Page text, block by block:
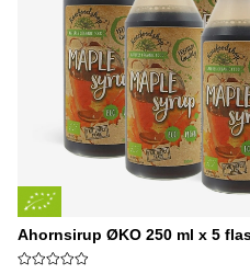
Ahornsirup ØKO 250 ml x 5